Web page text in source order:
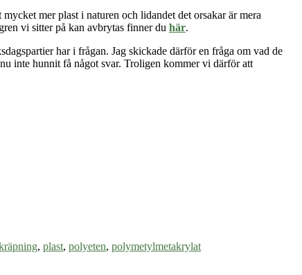
mer plast i naturen och lidandet det orsakar är mera
vi sitter på kan avbrytas finner du här.
har i frågan. Jag skickade därför en fråga om vad de
inte hunnit få något svar. Troligen kommer vi därför att
, plast, polyeten, polymetylmetakrylat